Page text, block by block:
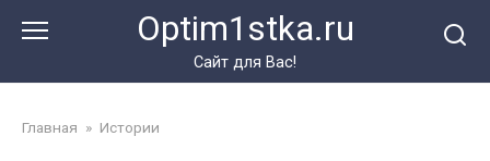
Optim1stka.ru
Сайт для Вас!
Главная » Истории